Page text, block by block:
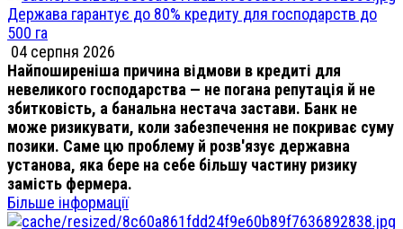
Держава гарантує до 80% кредиту для господарств до
500 га
04 серпня 2026
Найпоширеніша причина відмови в кредиті для
невеликого господарства — не погана репутація й не
збитковість, а банальна нестача застави. Банк не
може ризикувати, коли забезпечення не покриває суму
позики. Саме цю проблему й розв'язує державна
установа, яка бере на себе більшу частину ризику
замість фермера.
Більше інформації